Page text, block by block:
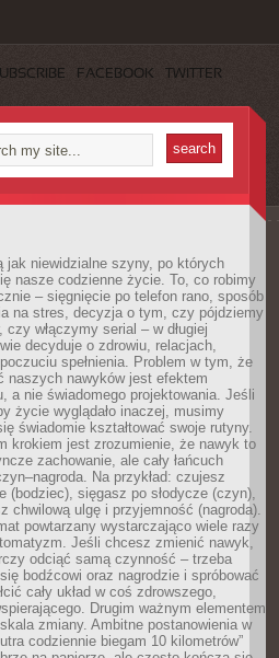
FACEBOOK TWITTER
jak niewidzialne szyny, po których
nasze codzienne życie. To, co robimy
– sięgnięcie po telefon rano, sposób
na stres, decyzja o tym, czy pójdziemy
czy włączymy serial – w długiej
decyduje o zdrowiu, relacjach,
spełnienia. Problem w tym, że
naszych nawyków jest efektem
a nie świadomego projektowania. Jeśli
życie wyglądało inaczej, musimy
świadomie kształtować swoje rutyny.
krokiem jest zrozumienie, że nawyk to
zachowanie, ale cały łańcuch
Na przykład: czujesz
(bodziec), sięgasz po słodycze (czyn),
chwilową ulgę i przyjemność (nagroda).
powtarzany wystarczająco wiele razy
Jeśli chcesz zmienić nawyk,
odciąć samą czynność – trzeba
bodźcowi oraz nagrodzie i spróbować
cały układ w coś zdrowszego,
Drugim ważnym elementem
zmiany. Ambitne postanowienia w
codziennie biegam 10 kilometrów”